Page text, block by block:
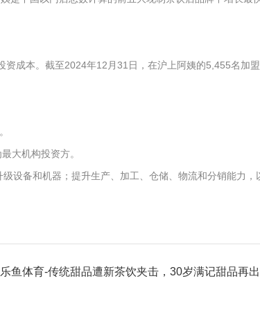
成本。截至2024年12月31日，在沪上阿姨的5,455名加
大机构投资方。
设备和机器；提升生产、加工、仓储、物流和分销能力，
鱼体育-传统甜品遭新茶饮夹击，30岁满记甜品再